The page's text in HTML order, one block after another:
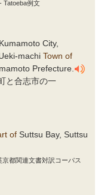
- Tatoeba例文
City,
machi Town of
Prefecture.
と合志市の一
of Suttsu Bay, Suttsu
京都関連文書対訳コーパス